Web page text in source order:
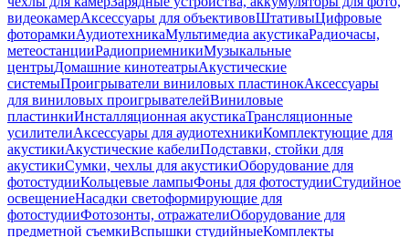
видеокамерАксессуары для объективовШтативыЦифровые
фоторамкиАудиотехникаМультимедиа акустикаРадиочасы,
метеостанцииРадиоприемникиМузыкальные
центрыДомашние кинотеатрыАкустические
системыПроигрыватели виниловых пластинокАксессуары
для виниловых проигрывателейВиниловые
пластинкиИнсталляционная акустикаТрансляционные
усилителиАксессуары для аудиотехникиКомплектующие для
акустикиАкустические кабелиПодставки, стойки для
акустикиСумки, чехлы для акустикиОборудование для
фотостудииКольцевые лампыФоны для фотостудииСтудийное
освещениеНасадки светоформирующие для
фотостудииФотозонты, отражателиОборудование для
предметной съемкиВспышки студийныеКомплекты